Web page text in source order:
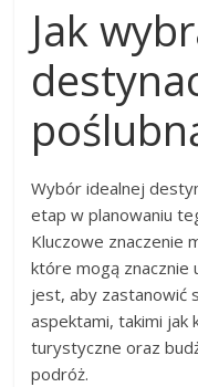
Jak
Wybór idealnej
etap w planowaniu
Kluczowe znaczenie
które mogą znacznie
jest, aby zastanowić
aspektami, takimi jak
turystyczne oraz
podróż.